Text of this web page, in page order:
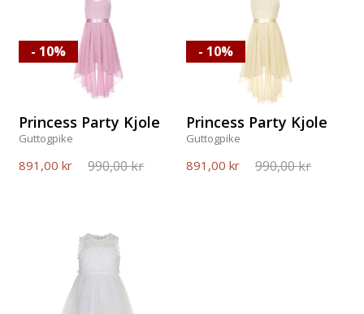
Princess Party Kjole
Guttogpike
891,00 kr 990,00 kr
- 10%
Princess Party Kjole
Guttogpike
891,00 kr 990,00 kr
- 10%